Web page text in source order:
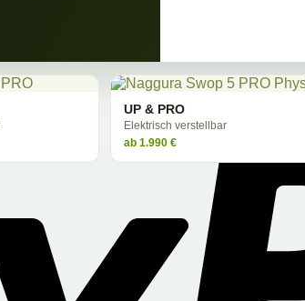
UP & PRO
Elektrisch verstellbar
ab 1.990 €